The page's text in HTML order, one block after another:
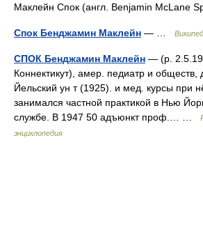
Маклейн Спок (англ. Benjamin McLane
Спок Бенджамин Маклейн — …
СПОК Бенджамин Маклейн — (р.
Коннектикут), амер. педиатр и обществ,
Йельский ун т (1925). и мед. курсы при
занимался частной практикой в Нью
службе. В 1947 50 адъюнкт проф.… …
энциклопедия